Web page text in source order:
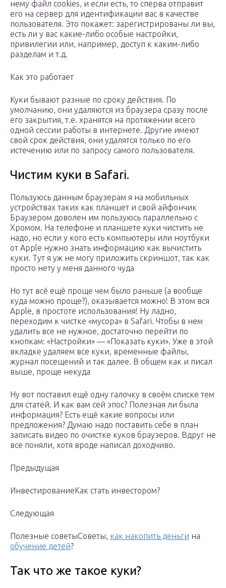
нему файл cookies, и если есть, то сперва отправит
его на сервер для идентификации вас в качестве
пользователя. Это покажет: зарегистрированы ли вы,
есть ли у вас какие-либо особые настройки,
привилегии или, например, доступ к каким-либо
разделам и т.д.
Как это работает
Куки бывают разные по сроку действия. По
умолчанию, они удаляются из браузера сразу после
его закрытия, т.е. хранятся на протяжении всего
одной сессии работы в интернете. Другие имеют
свой срок действия, они удалятся только по его
истечению или по запросу самого пользователя.
Чистим куки в Safari.
Пользуюсь данным браузерам я на мобильных
устройствах таких как планшет и свой айфончик
Браузером доволен им пользуюсь параллельно с
Хромом. На телефоне и планшете куки чистить не
надо, но если у кого есть компьютеры или ноутбуки
от Apple нужно знать информацию как вычистить
куки. Тут я уж не могу приложить скриншот, так как
просто нету у меня данного чуда
Но тут всё ещё проще чем было раньше (а вообще
куда можно проще?), оказывается можно! В этом вся
Apple, в простоте использования! Ну ладно,
переходим к чистке «мусора» в Safari. Чтобы в нем
удалить все не нужное, достаточно перейти по
кнопкам: «Настройки» — «Показать куки». Уже в этой
вкладке удаляем все куки, временные файлы,
журнал посещений и так далее. В общем как и писал
выше, проще некуда
Ну вот поставил ещё одну галочку в своём списке тем
для статей. И как вам сей эпос? Полезная ли была
информация? Есть ещё какие вопросы или
предложения? Думаю надо поставить себе в план
записать видео по очистке куков браузеров. Вдруг не
все поняли, хотя вроде написал доходчиво.
Предыдущая
ИнвестированиеКак стать инвестором?
Следующая
Полезные советыСоветы, как накопить деньги на
обучение детей?
Так что же такое куки?